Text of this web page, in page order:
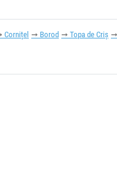
Cornițel Borod Topa de Criș